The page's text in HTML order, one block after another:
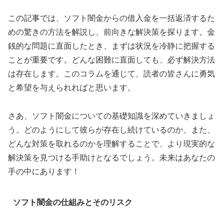
この記事では、ソフト闇金からの借入金を一括返済するた
めの驚きの方法を解説し、前向きな解決策を探ります。金
銭的な問題に直面したとき、まずは状況を冷静に把握する
ことが重要です。どんな困難に直面しても、必ず解決方法
は存在します。このコラムを通じて、読者の皆さんに勇気
と希望を与えられればと思います。
さあ、ソフト闇金についての基礎知識を深めていきましょ
う。どのようにして彼らが存在し続けているのか、また、
どんな対策を取れるのかを理解することで、より現実的な
解決策を見つける手助けとなるでしょう。未来はあなたの
手の中にあります！
ソフト闇金の仕組みとそのリスク